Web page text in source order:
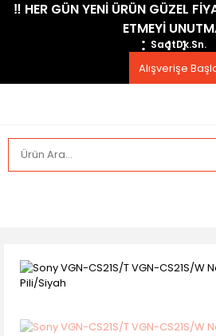
​‼️​ HER GÜN YENİ ÜRÜN GÜZEL
ETMEYİ
SaatDk.Sn.
Alışverişe